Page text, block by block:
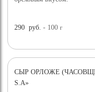
290 руб. - 100г
СЫР ОРЛОЖЕ
S.A»